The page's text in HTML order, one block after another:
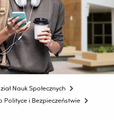
Nauk Społecznych
Polityce i Bezpieczeństwie